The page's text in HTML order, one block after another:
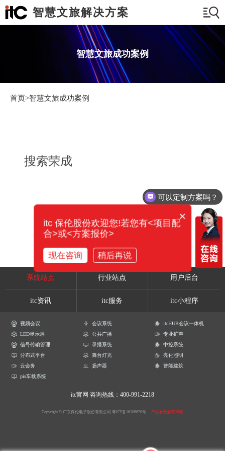
智慧文旅解决方案
智慧文旅成功案例
首页>智慧文旅成功案例
搜索荣成
系统站点 行业站点 用户后台
itc资讯 itc服务 itc小程序
视频会议 会议系统
itcHUB会议一体机
LED显示屏
公共广播
专业扩声
信号传输管理
录播系统
中控系统
分布式平台
舞台灯光
亮化照明
云会务
扬声器
智能建筑
pis车载系统
itc官网 咨询热线：400-991-2218
Copyright © 广东保伦电子股份有限公司 粤ICP备16106620号 产品参数解释声明
可以定制方案吗？
×
itc 保伦股份欢迎您!若您有<项目配
合>或<方案报价>
现在咨询 稍后再说